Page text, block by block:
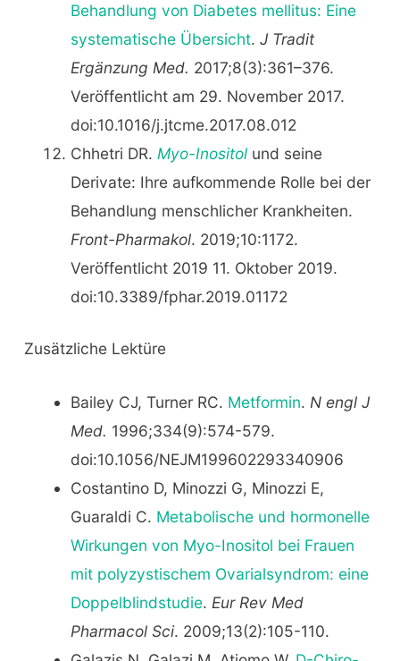
Behandlung von Diabetes mellitus: Eine
systematische Übersicht. J Tradit
Ergänzung Med. 2017;8(3):361–376.
Veröffentlicht am 29. November 2017.
doi:10.1016/j.jtcme.2017.08.012
Chhetri DR. Myo-Inositolund seine
Derivate: Ihre aufkommende Rolle bei der
Behandlung menschlicher Krankheiten.
Front-Pharmakol. 2019;10:1172.
Veröffentlicht 2019 11. Oktober 2019.
doi:10.3389/fphar.2019.01172
Zusätzliche Lektüre
Bailey CJ, Turner RC. Metformin. N engl J
Med. 1996;334(9):574-579.
doi:10.1056/NEJM199602293340906
Costantino D, Minozzi G, Minozzi E,
Guaraldi C. Metabolische und hormonelle
Wirkungen von Myo-Inositol bei Frauen
mit polyzystischem Ovarialsyndrom: eine
Doppelblindstudie. Eur Rev Med
Pharmacol Sci. 2009;13(2):105-110.